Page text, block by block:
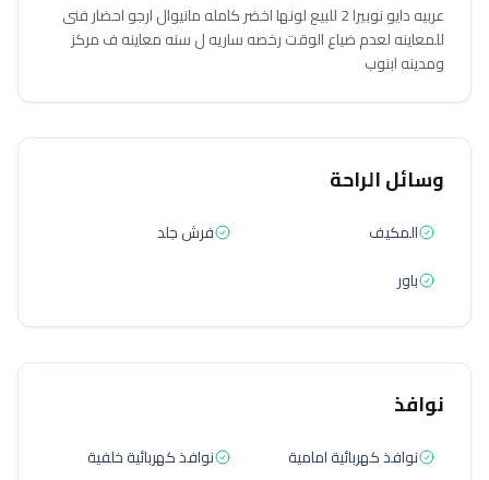
عربيه دايو نوبيرا 2 للبيع لونها اخضر كامله مانيوال ارجو احضار فنى
للمعاينه لعدم ضياع الوقت رخصه ساريه ل سنه معاينه ف مركز
ومدينه ابنوب
وسائل الراحة
المكيف
فرش جلد
باور
نوافذ
نوافذ كهربائية امامية نوافذ كهربائية خلفية